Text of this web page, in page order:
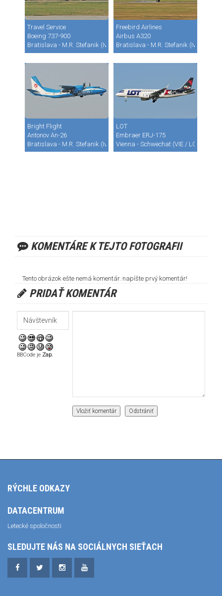
Travel Service
Boeing 737-900
Bratislava - M.R. Stefanik (Ivanka) (BTS / LZIB)
Freebird Airlines
Airbus A320
Bratislava - M.R. Stefanik (Ivanka)
Bright Flight
Antonov An-26
Bratislava - M.R. Stefanik (Ivanka) (BTS / LZIB)
LOT
Embraer ERJ-175
Vienna - Schwechat (VIE / LOWW)
KOMENTÁRE K TEJTO FOTOGRAFII
Tento obrázok ešte nemá komentár. napíšte prvý komentár!
PRIDAŤ KOMENTÁR
BBCode je Zap.
RÝCHLE ODKAZY
DATACENTRUM
Letecké spoločnosti
SLEDUJTE NÁS NA SOCIÁLNYCH SIEŤACH